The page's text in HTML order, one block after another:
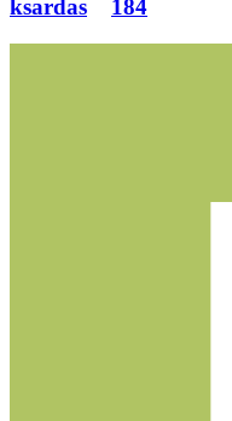
ksardas 184